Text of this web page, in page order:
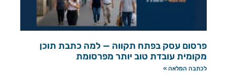
פרסום עסק בפתח תקווה — למה כתבת תוכן
מקומית עובדת טוב יותר מפרסומת
לכתבה המלאה »